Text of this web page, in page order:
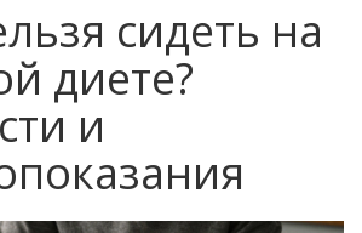
сидеть на
диете?
и